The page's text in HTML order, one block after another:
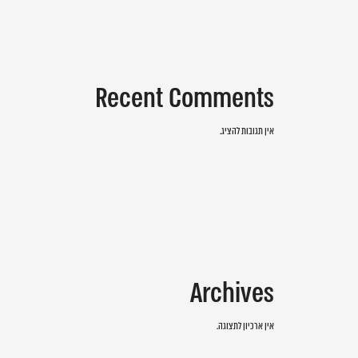
Recent Comments
אין תגובות להציג.
Archives
אין ארכיון לתצוגה.